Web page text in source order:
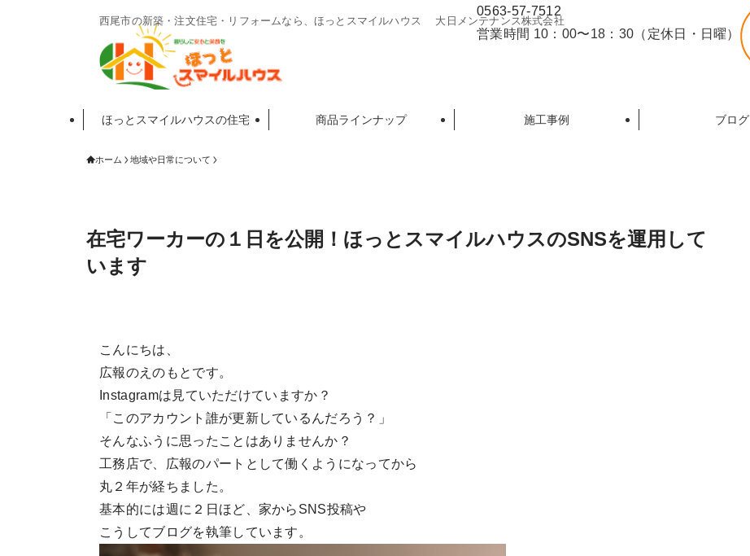
西尾市の新築・注文住宅・リフォームなら、ほっとスマイルハウス 大日メンテナンス株式会社
ほっとスマイルハウスの住宅 商品ラインナップ 施工事例 ブログ
0563-57-7512
営業時間 10：00〜18：30（定休日・日曜）
ホーム 地域や日常について
在宅ワーカーの１日を公開！ほっとスマイルハウスのSNSを運用して
います
こんにちは、
広報のえのもとです。
Instagramは見ていただけていますか？
「このアカウント誰が更新しているんだろう？」
そんなふうに思ったことはありませんか？
工務店で、広報のパートとして働くようになってから
丸２年が経ちました。
基本的には週に２日ほど、家からSNS投稿や
こうしてブログを執筆しています。